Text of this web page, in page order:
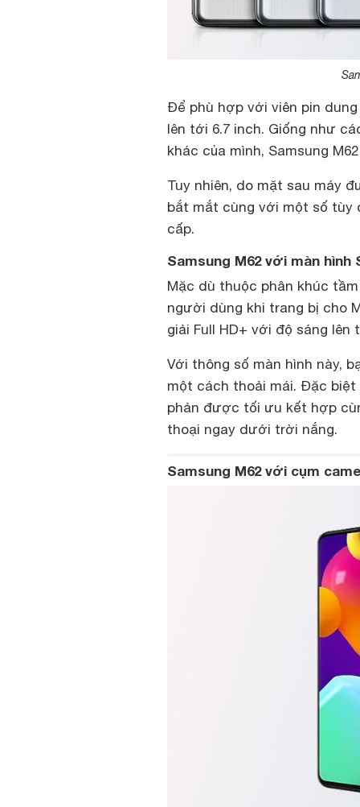
Để phù hợp với viên pin
lên tới 6.7 inch. Giống như
khác của mình, Samsung
Tuy nhiên, do mặt sau máy
bắt mắt cùng với một số tùy
cấp.
Samsung M62 với màn hình
Mặc dù thuộc phân khúc
người dùng khi trang bị cho
giải Full HD+ với độ sáng
Với thông số màn hình này,
một cách thoải mái. Đặc
phản được tối ưu kết hợp
thoại ngay dưới trời nắng.
Samsung M62 với cụm